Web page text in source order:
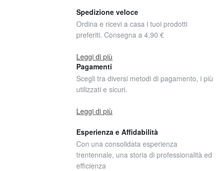
Spedizione veloce
Ordina e ricevi a casa i tuoi prodotti
preferiti. Consegna a 4,90 €
Leggi di più
Pagamenti
Scegli tra diversi metodi di pagamento, i più
utilizzati e sicuri.
Leggi di più
Esperienza e Affidabilità
Con una consolidata esperienza
trentennale, una storia di professionalità ed
efficienza